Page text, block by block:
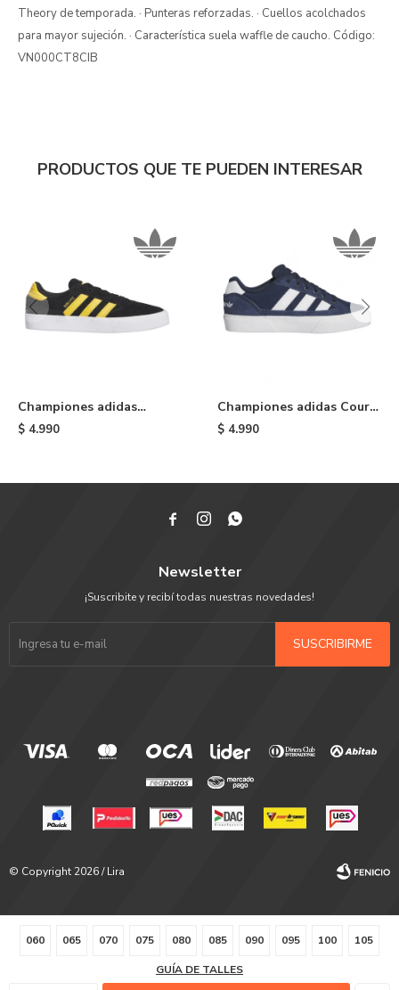
060 065 070 075 080 085 090 095 100 105
GUÍA DE TALLES
Theory de temporada. · Punteras reforzadas. · Cuellos acolchados
para mayor sujeción. · Característica suela waffle de caucho. Código:
VN000CT8CIB
PRODUCTOS QUE TE PUEDEN INTERESAR
Championes adidas
Busenitz Vulc II - Black
$ 4.990
Championes adidas Court
TNS Premiere - Blue
$ 4.990
  
Newsletter
¡Suscribite y recibí todas nuestras novedades!
SUSCRIBIRME
© Copyright 2026 / Lira